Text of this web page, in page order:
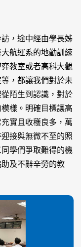
，途中經由學長姊
航運系的地勤訓練
教室或者高科大觀
，都讓我們對於未
陌生到認識，對於
樣。明確目標讓高
實且收穫良多，萬
接與無微不至的照
學們爭取難得的機
及不辭辛勞的教